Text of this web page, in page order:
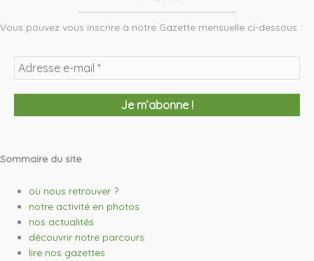
Vous pouvez vous inscrire à notre Gazette mensuelle ci-dessous :
Sommaire du site
où nous retrouver ?
notre activité en photos
nos actualités
découvrir notre parcours
lire nos gazettes